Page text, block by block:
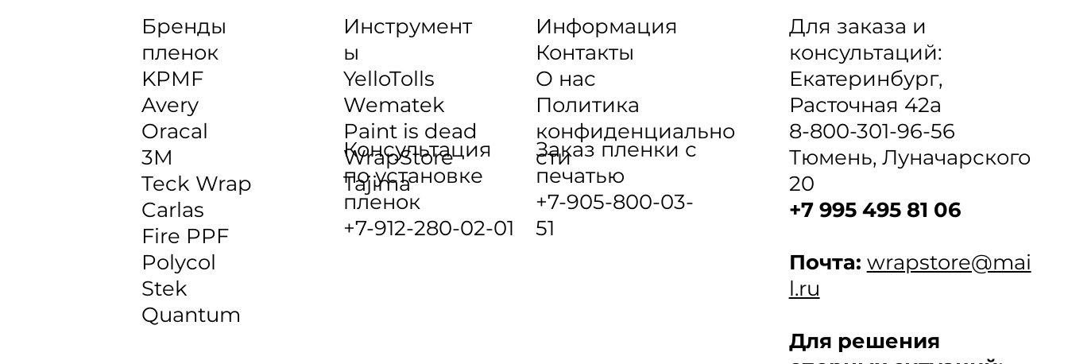
Бренды
пленок
KPMF
Avery
Oracal
3M
Teck Wrap
Carlas
Fire PPF
Polycol
Stek
Quantum
Инструмент
ы
YelloTolls
Wematek
Paint is dead
WrapStore
Tajima
Консультация
по установке
пленок
+7-912-280-02-01
Информация
Контакты
О нас
Политика
конфиденциально
сти
Заказ пленки с
печатью
+7-905-800-03-
51
Для заказа и
консультаций:
Екатеринбург,
Расточная 42а
8-800-301-96-56
Тюмень, Луначарского
20
+7 995 495 81 06
Почта: wrapstore@mai
l.ru
Для решения